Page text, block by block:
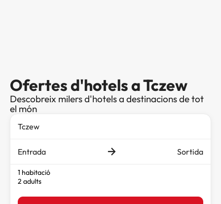
Ofertes d'hotels a Tczew
Descobreix milers d'hotels a destinacions de tot
el món
Entrada Sortida
1 habitació
2 adults